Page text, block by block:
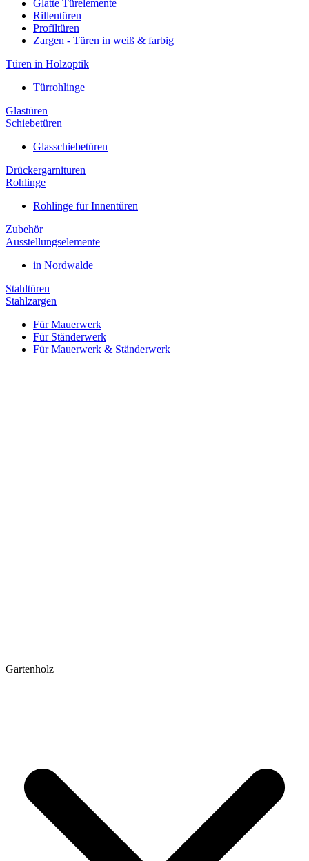
Glatte Türelemente
Rillentüren
Profiltüren
Zargen - Türen in weiß & farbig
Türen in Holzoptik
Türrohlinge
Glastüren
Schiebetüren
Glasschiebetüren
Drückergarnituren
Rohlinge
Rohlinge für Innentüren
Zubehör
Ausstellungselemente
in Nordwalde
Stahltüren
Stahlzargen
Für Mauerwerk
Für Ständerwerk
Für Mauerwerk & Ständerwerk
Gartenholz